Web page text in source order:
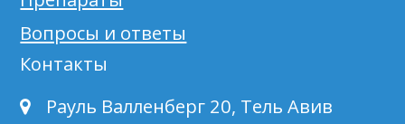
Вопросы и ответы
Контакты
Рауль Валленберг 20, Тель Авив